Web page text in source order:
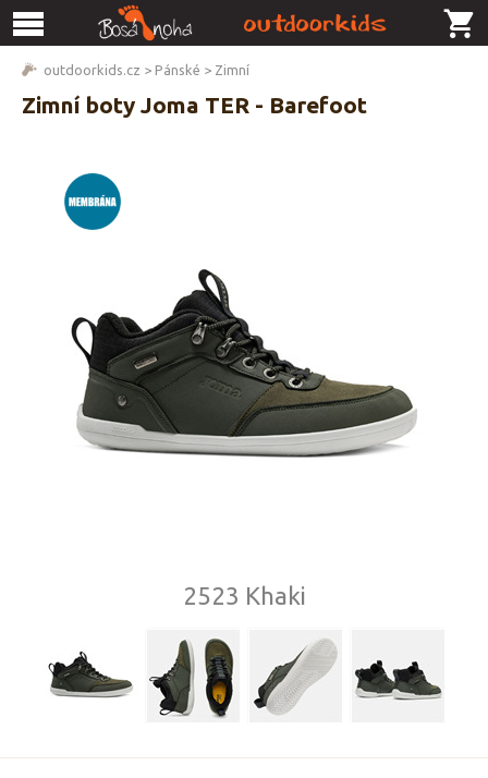
outdoorkids.cz > Pánské > Zimní
Zimní boty Joma TER - Barefoot
2523 Khaki